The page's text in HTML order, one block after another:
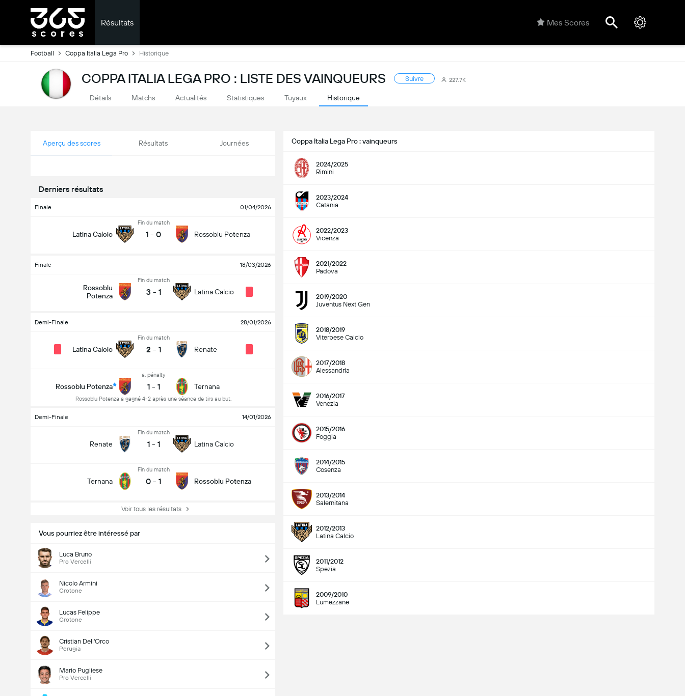
Résultats Mes Scores
Football Coppa Italia Lega Pro Historique
COPPA ITALIA LEGA PRO : LISTE DES VAINQUEURS Suivre 227.7K
Détails Matchs Actualités Statistiques Tuyaux Historique
Aperçu des scores Résultats Journées
Derniers résultats
Finale 01/04/2026
Latina Calcio
Fin du match
1 - 0 Rossoblu Potenza
Finale 18/03/2026
Rossoblu
Potenza
Fin du match
3 - 1 Latina Calcio
Demi-Finale 28/01/2026
Latina Calcio
Fin du match
2 - 1 Renate
Rossoblu Potenza
a. pénalty
1 - 1
Rossoblu Potenza a gagné 4-2 après une séance de tirs au but.
Ternana
Demi-Finale 14/01/2026
Renate
Fin du match
1 - 1 Latina Calcio
Ternana
Fin du match
0 - 1 Rossoblu Potenza
Voir tous les résultats
Vous pourriez être intéressé par
Luca Bruno
Pro Vercelli
Nicolo Armini
Crotone
Lucas Felippe
Crotone
Cristian Dell'Orco
Perugia
Mario Pugliese
Pro Vercelli
Coppa Italia Lega Pro : vainqueurs
2024/2025
Rimini
2023/2024
Catania
2022/2023
Vicenza
2021/2022
Padova
2019/2020
Juventus Next Gen
2018/2019
Viterbese Calcio
2017/2018
Alessandria
2016/2017
Venezia
2015/2016
Foggia
2014/2015
Cosenza
2013/2014
Salernitana
2012/2013
Latina Calcio
2011/2012
Spezia
2009/2010
Lumezzane